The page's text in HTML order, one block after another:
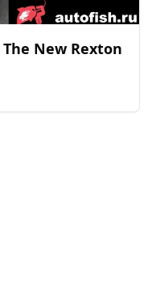
The New Rexton